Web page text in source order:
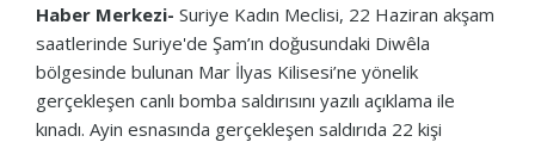
Haber Merkezi- Suriye Kadın Meclisi, 22 Haziran akşam
saatlerinde Suriye'de Şam’ın doğusundaki Diwêla
bölgesinde bulunan Mar İlyas Kilisesi’ne yönelik
gerçekleşen canlı bomba saldırısını yazılı açıklama ile
kınadı. Ayin esnasında gerçekleşen saldırıda 22 kişi